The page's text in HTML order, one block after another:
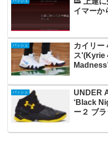
イマーか
バッシュ
カイリー
ス'(Kyrie
バッシュ
UNDER
‘Black
ー２ ブ